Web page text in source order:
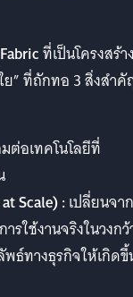
ที่เป็นโครงสร้า
ย” ที่ถักทอ 3 สิ่งสำ
ต่อเทคโนโลยีที่
Scale) :เปลี่ยนจาก
รใช้งานจริงในวงกว้
พธ์ทางธุรกิจให้เกิด